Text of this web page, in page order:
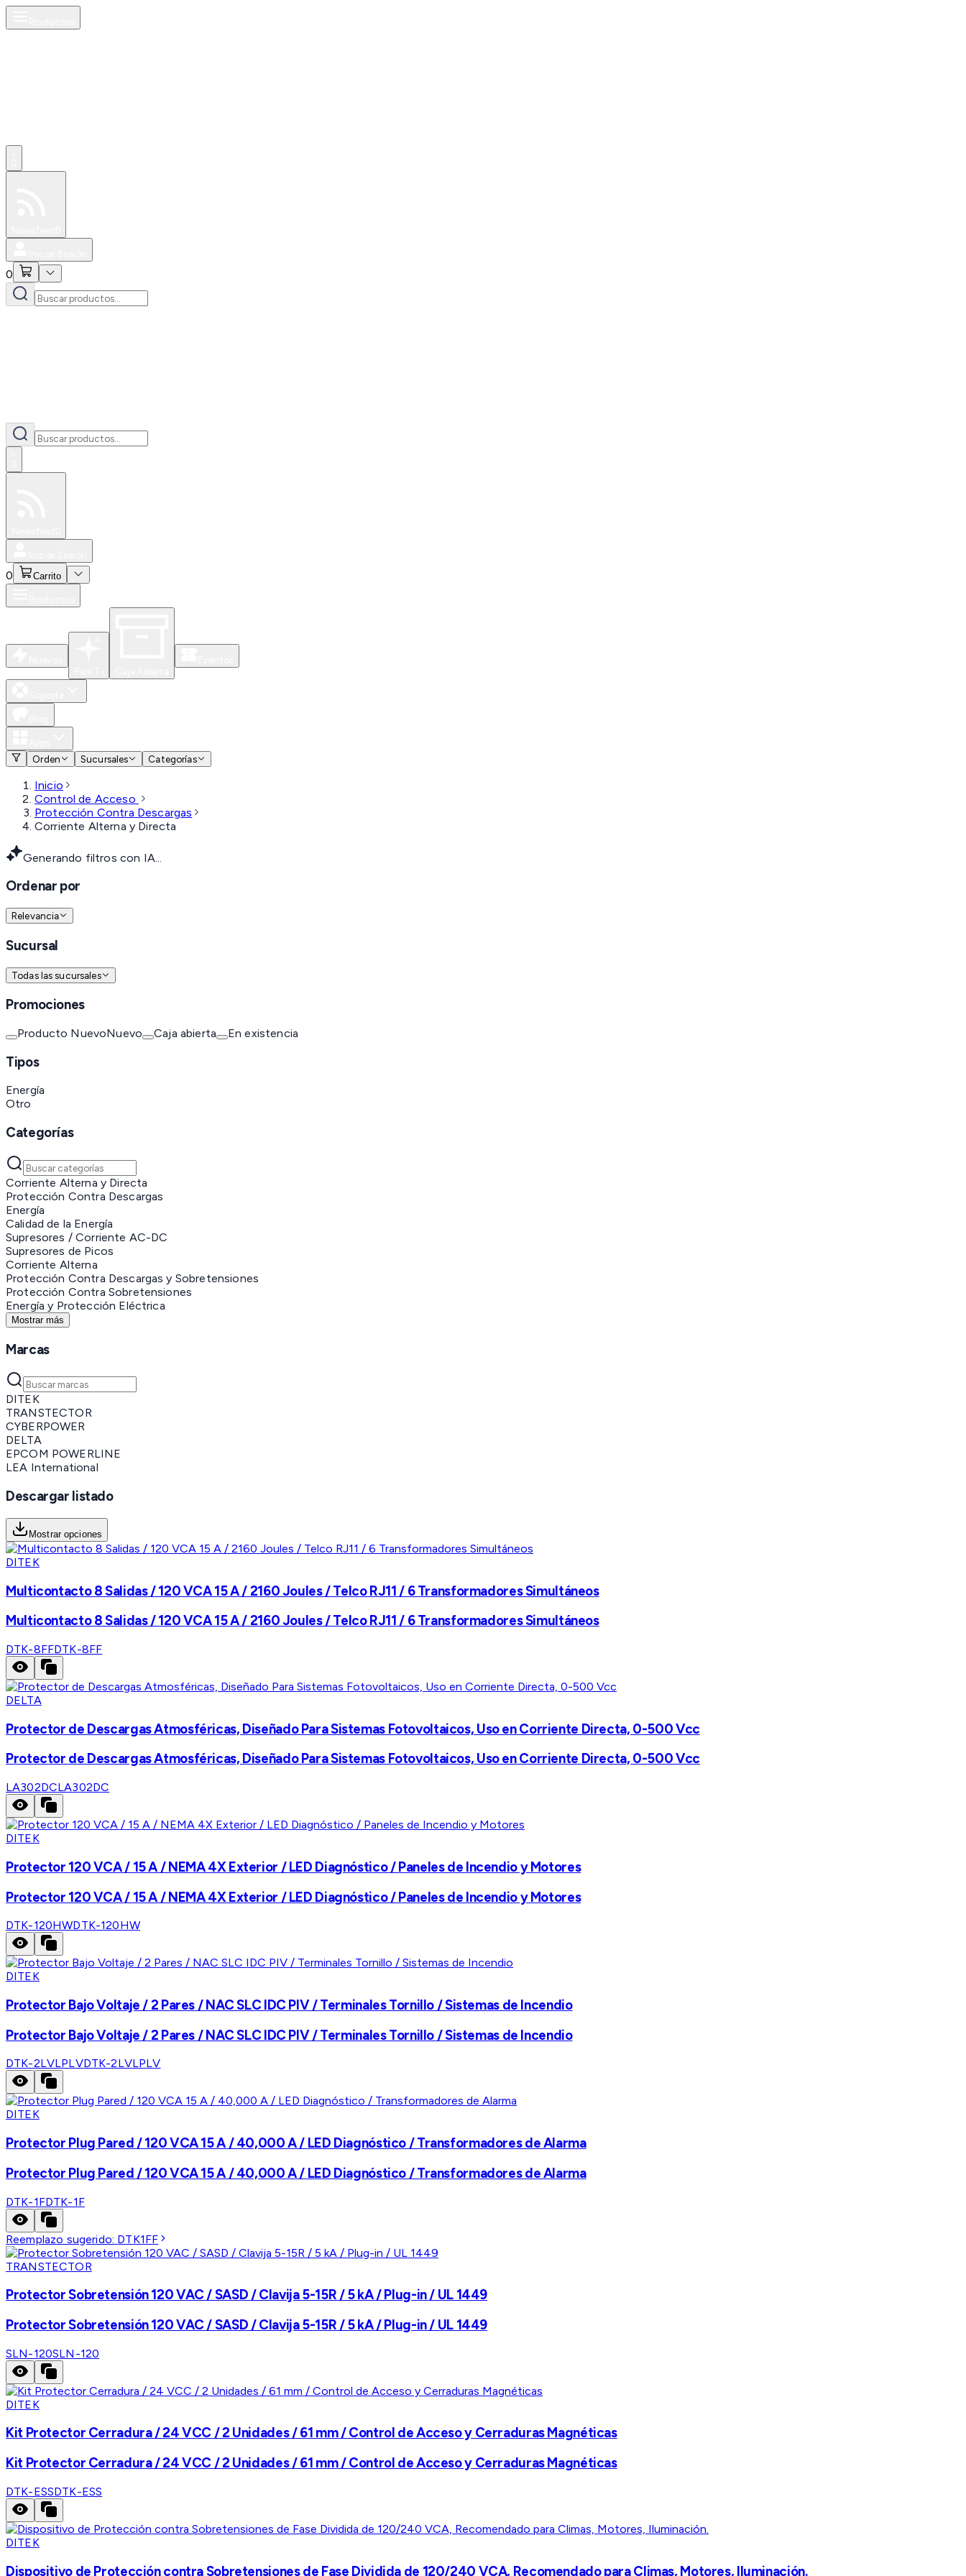
0
0 Carrito
Orden
Sucursales Categorías
Inicio
Control de Acceso
Protección Contra Descargas
Corriente Alterna y Directa
Generando filtros con IA...
Ordenar por
Relevancia
Sucursal
Todas las sucursales
Promociones
Producto NuevoNuevo Caja abierta En existencia
Tipos
Energía
Otro
Categorías
Corriente Alterna y Directa
Protección Contra Descargas
Energía
Calidad de la Energía
Supresores / Corriente AC-DC
Supresores de Picos
Corriente Alterna
Protección Contra Descargas y Sobretensiones
Protección Contra Sobretensiones
Energía y Protección Eléctrica
Mostrar más
Marcas
DITEK
TRANSTECTOR
CYBERPOWER
DELTA
EPCOM POWERLINE
LEA International
Descargar listado
Mostrar opciones
DITEK
Multicontacto 8 Salidas / 120 VCA 15 A / 2160 Joules / Telco RJ11 / 6 Transformadores Simultáneos
Multicontacto 8 Salidas / 120 VCA 15 A / 2160 Joules / Telco RJ11 / 6 Transformadores Simultáneos
DTK-8FFDTK-8FF
DELTA
Protector de Descargas Atmosféricas, Diseñado Para Sistemas Fotovoltaicos, Uso en Corriente Directa, 0-500 Vcc
Protector de Descargas Atmosféricas, Diseñado Para Sistemas Fotovoltaicos, Uso en Corriente Directa, 0-500 Vcc
LA302DCLA302DC
DITEK
Protector 120 VCA / 15 A / NEMA 4X Exterior / LED Diagnóstico / Paneles de Incendio y Motores
Protector 120 VCA / 15 A / NEMA 4X Exterior / LED Diagnóstico / Paneles de Incendio y Motores
DTK-120HWDTK-120HW
DITEK
Protector Bajo Voltaje / 2 Pares / NAC SLC IDC PIV / Terminales Tornillo / Sistemas de Incendio
Protector Bajo Voltaje / 2 Pares / NAC SLC IDC PIV / Terminales Tornillo / Sistemas de Incendio
DTK-2LVLPLVDTK-2LVLPLV
DITEK
Protector Plug Pared / 120 VCA 15 A / 40,000 A / LED Diagnóstico / Transformadores de Alarma
Protector Plug Pared / 120 VCA 15 A / 40,000 A / LED Diagnóstico / Transformadores de Alarma
DTK-1FDTK-1F
Reemplazo sugerido: DTK1FF
TRANSTECTOR
Protector Sobretensión 120 VAC / SASD / Clavija 5-15R / 5 kA / Plug-in / UL 1449
Protector Sobretensión 120 VAC / SASD / Clavija 5-15R / 5 kA / Plug-in / UL 1449
SLN-120SLN-120
DITEK
Kit Protector Cerradura / 24 VCC / 2 Unidades / 61 mm / Control de Acceso y Cerraduras Magnéticas
Kit Protector Cerradura / 24 VCC / 2 Unidades / 61 mm / Control de Acceso y Cerraduras Magnéticas
DTK-ESSDTK-ESS
DITEK
Dispositivo de Protección contra Sobretensiones de Fase Dividida de 120/240 VCA, Recomendado para Climas, Motores, Iluminación.